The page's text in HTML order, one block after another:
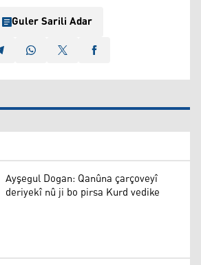
Guler Sarili Adar
Ayşegul Dogan: Qanûna çarçoveyî
deriyekî nû ji bo pirsa Kurd vedike